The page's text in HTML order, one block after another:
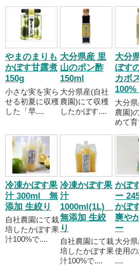
やまのまりも
かぼす甘露煮
150g
小さな実を実ら
せる初夏に収穫
した「早....
大分県産 里
山のポン酢
150ml
大分県産(自社
農園)にて収穫
したかぼす....
大分
ぼす
カボ
100%
大分
農園)
めて
冷凍かぼす果
汁 300ml 無
添加 生絞り
自社農園にて栽
培したかぼす果
汁100%で....
冷凍かぼす果
汁
1000ml(1L)
無添加 生絞
り
自社農園にて栽
培したかぼす果
汁100%で....
かぼ
ー
かぼ
爽や
ー
大分
使用
....